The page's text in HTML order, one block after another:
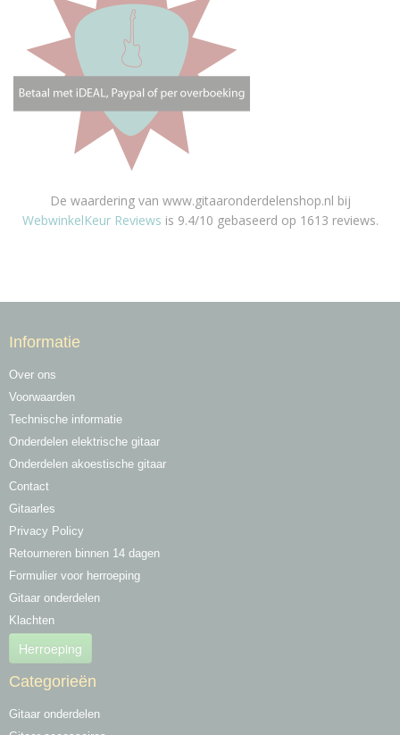
De waardering van www.gitaaronderdelenshop.nl bij
WebwinkelKeur Reviews is 9.4/10 gebaseerd op 1613 reviews.
Informatie
Over ons
Voorwaarden
Technische informatie
Onderdelen elektrische gitaar
Onderdelen akoestische gitaar
Contact
Gitaarles
Privacy Policy
Retourneren binnen 14 dagen
Formulier voor herroeping
Gitaar onderdelen
Klachten
Herroeping
Categorieën
Gitaar onderdelen